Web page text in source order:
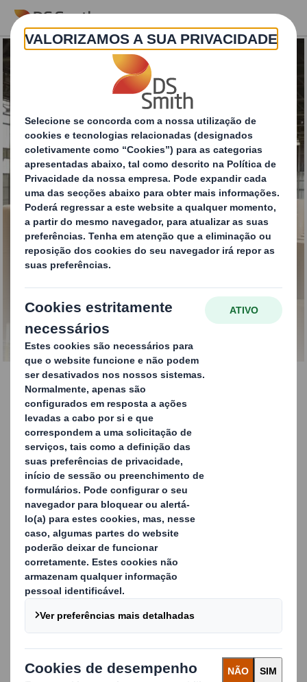
Skip to main content
Serviços de inventário
geridos pelo
fornecedor
HABLA CON NOSOTROS HOY MISMO
Como funcionam os
inventários geridos pelo
fornecedor?
Na DS Smith, todas as nossas bobinas são rotuladas
exclusivamente de acordo com as diretrizes da
Federação Europeia de Fabricantes de Cartão
Canelado (FEFCO).
Garantimos, assim, que os nossos produtos de papel